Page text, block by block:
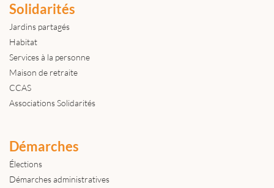
Solidarités
Jardins partagés
Habitat
Services à la personne
Maison de retraite
CCAS
Associations Solidarités
Démarches
Élections
Démarches administratives